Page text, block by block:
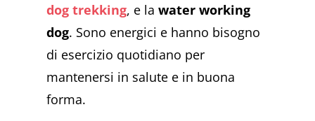
dog trekking, e lawater working
dog. Sono energici e hanno bisogno
di esercizio quotidiano per
mantenersi in salute e in buona
forma.